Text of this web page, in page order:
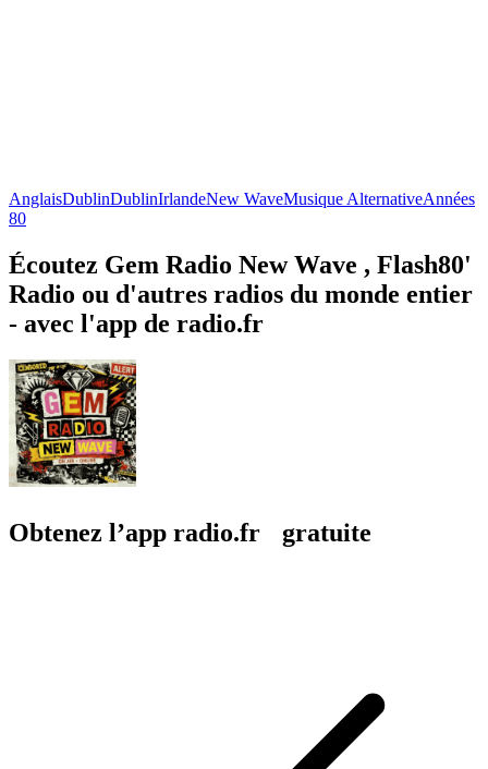
AnglaisDublinDublinIrlandeNew WaveMusique AlternativeAnnées
80
Écoutez Gem Radio New Wave , Flash80'
Radio ou d'autres radios du monde entier
- avec l'app de radio.fr
Obtenez l’app radio.fr gratuite